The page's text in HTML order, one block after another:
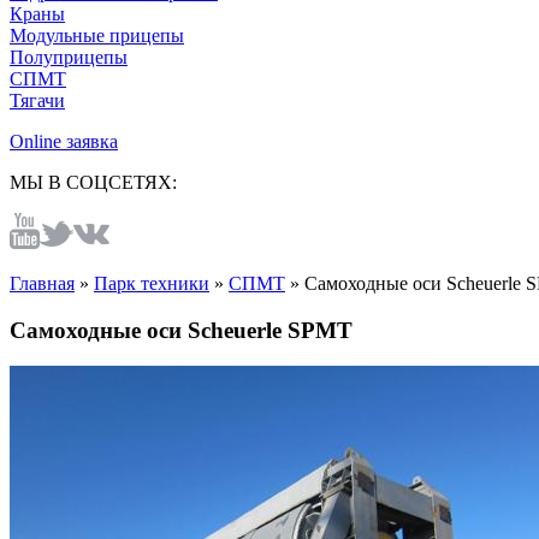
Краны
Модульные прицепы
Полуприцепы
СПМТ
Тягачи
Online заявка
МЫ В СОЦСЕТЯХ:
Главная » Парк техники » СПМТ » Самоходные оси Scheuerle
Самоходные оси Scheuerle SPMT